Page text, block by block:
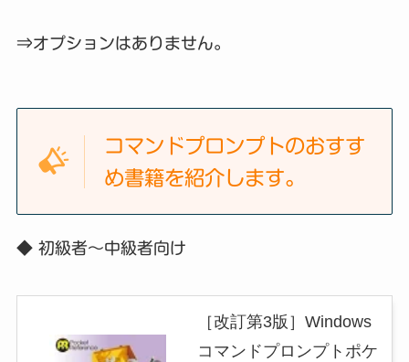
⇒オプションはありません。
コマンドプロンプトのおすす
め書籍を紹介します。
◆ 初級者～中級者向け
［改訂第3版］Windows
コマンドプロンプトポケ